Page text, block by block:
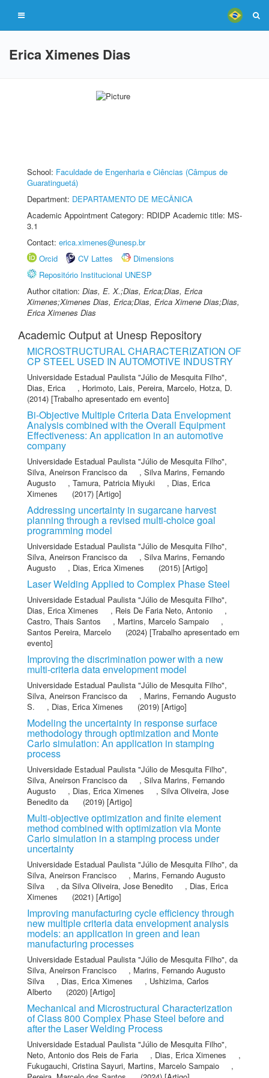
Erica Ximenes Dias
School: Faculdade de Engenharia e Ciências (Câmpus de
Guaratinguetá)
Department: DEPARTAMENTO DE MECÂNICA
Academic Appointment Category: RDIDP Academic title: MS-
3.1
Contact: erica.ximenes@unesp.br
Orcid
CV Lattes
Dimensions
Repositório Institucional UNESP
Author citation: Dias, E. X.;Dias, Erica;Dias, Erica
Ximenes;Ximenes Dias, Erica;Dias, Erica Ximene Dias;Dias,
Erica Ximenes Dias
Academic Output at Unesp Repository
MICROSTRUCTURAL CHARACTERIZATION OF
CP STEEL USED IN AUTOMOTIVE INDUSTRY
Universidade Estadual Paulista "Júlio de Mesquita Filho",
Dias, Erica
, Horimoto, Lais, Pereira, Marcelo, Hotza, D.
(2014) [Trabalho apresentado em evento]
Bi-Objective Multiple Criteria Data Envelopment
Analysis combined with the Overall Equipment
Effectiveness: An application in an automotive
company
Universidade Estadual Paulista "Júlio de Mesquita Filho",
Silva, Aneirson Francisco da
, Silva Marins, Fernando
Augusto
, Tamura, Patricia Miyuki , Dias, Erica
Ximenes
(2017) [Artigo]
Addressing uncertainty in sugarcane harvest
planning through a revised multi-choice goal
programming model
Universidade Estadual Paulista "Júlio de Mesquita Filho",
Silva, Aneirson Francisco da
, Silva Marins, Fernando
Augusto
, Dias, Erica Ximenes (2015) [Artigo]
Laser Welding Applied to Complex Phase Steel
Universidade Estadual Paulista "Júlio de Mesquita Filho",
Dias, Erica Ximenes
, Reis De Faria Neto, Antonio
,
Castro, Thais Santos
, Martins, Marcelo Sampaio
,
Santos Pereira, Marcelo
(2024) [Trabalho apresentado em
evento]
Improving the discrimination power with a new
multi-criteria data envelopment model
Universidade Estadual Paulista "Júlio de Mesquita Filho",
Silva, Aneirson Francisco da
, Marins, Fernando Augusto
S.
, Dias, Erica Ximenes (2019) [Artigo]
Modeling the uncertainty in response surface
methodology through optimization and Monte
Carlo simulation: An application in stamping
process
Universidade Estadual Paulista "Júlio de Mesquita Filho",
Silva, Aneirson Francisco da
, Silva Marins, Fernando
Augusto
, Dias, Erica Ximenes , Silva Oliveira, Jose
Benedito da
(2019) [Artigo]
Multi-objective optimization and finite element
method combined with optimization via Monte
Carlo simulation in a stamping process under
uncertainty
Universidade Estadual Paulista "Júlio de Mesquita Filho", da
Silva, Aneirson Francisco
, Marins, Fernando Augusto
Silva
, da Silva Oliveira, Jose Benedito , Dias, Erica
Ximenes
(2021) [Artigo]
Improving manufacturing cycle efficiency through
new multiple criteria data envelopment analysis
models: an application in green and lean
manufacturing processes
Universidade Estadual Paulista "Júlio de Mesquita Filho", da
Silva, Aneirson Francisco
, Marins, Fernando Augusto
Silva
, Dias, Erica Ximenes , Ushizima, Carlos
Alberto
(2020) [Artigo]
Mechanical and Microstructural Characterization
of Class 800 Complex Phase Steel before and
after the Laser Welding Process
Universidade Estadual Paulista "Júlio de Mesquita Filho",
Neto, Antonio dos Reis de Faria
, Dias, Erica Ximenes
,
Fukugauchi, Cristina Sayuri, Martins, Marcelo Sampaio
,